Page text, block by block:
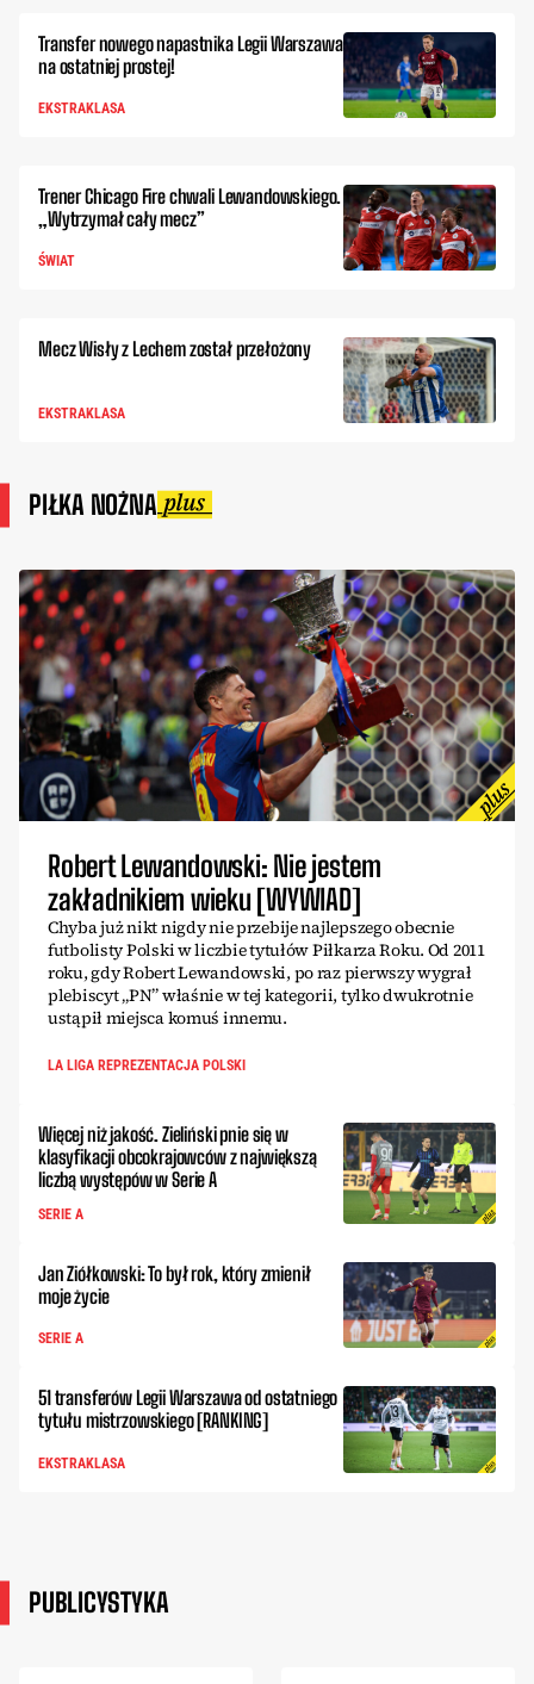
Transfer nowego napastnika Legii Warszawa
na ostatniej prostej!
EKSTRAKLASA
Trener Chicago Fire chwali Lewandowskiego.
„Wytrzymał cały mecz”
ŚWIAT
Mecz Wisły z Lechem został przełożony
EKSTRAKLASA
PIŁKA NOŻNA
Robert Lewandowski: Nie jestem
zakładnikiem wieku [WYWIAD]
Chyba już nikt nigdy nie przebije najlepszego obecnie
futbolisty Polski w liczbie tytułów Piłkarza Roku. Od 2011
roku, gdy Robert Lewandowski, po raz pierwszy wygrał
plebiscyt „PN” właśnie w tej kategorii, tylko dwukrotnie
ustąpił miejsca komuś innemu.
LA LIGA REPREZENTACJA POLSKI
Więcej niż jakość. Zieliński pnie się w
klasyfikacji obcokrajowców z największą
liczbą występów w Serie A
SERIE A
Jan Ziółkowski: To był rok, który zmienił
moje życie
SERIE A
51 transferów Legii Warszawa od ostatniego
tytułu mistrzowskiego [RANKING]
EKSTRAKLASA
PUBLICYSTYKA